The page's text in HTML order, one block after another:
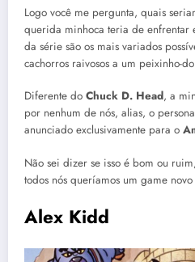
Logo você me pergunta, quais
querida minhoca teria de enfrentar
da série são os mais variados
cachorros raivosos a um peixinho-
Diferente do Chuck D. Head, a
por nenhum de nós, alias, o
anunciado exclusivamente para o
Não sei dizer se isso é bom ou
todos nós queríamos um game
Alex Kidd